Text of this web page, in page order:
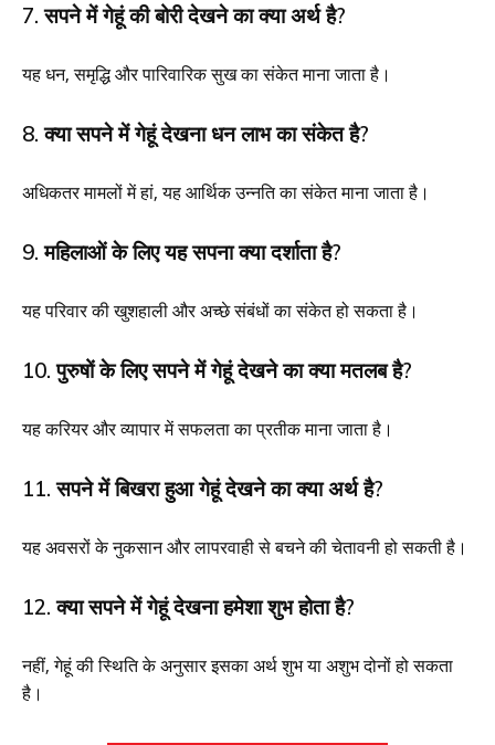
7. सपने में गेहूं की बोरी देखने का क्या अर्थ है?
यह धन, समृद्धि और पारिवारिक सुख का संकेत माना जाता है।
8. क्या सपने में गेहूं देखना धन लाभ का संकेत है?
अधिकतर मामलों में हां, यह आर्थिक उन्नति का संकेत माना जाता है।
9. महिलाओं के लिए यह सपना क्या दर्शाता है?
यह परिवार की खुशहाली और अच्छे संबंधों का संकेत हो सकता है।
10. पुरुषों के लिए सपने में गेहूं देखने का क्या मतलब है?
यह करियर और व्यापार में सफलता का प्रतीक माना जाता है।
11. सपने में बिखरा हुआ गेहूं देखने का क्या अर्थ है?
यह अवसरों के नुकसान और लापरवाही से बचने की चेतावनी हो सकती है।
12. क्या सपने में गेहूं देखना हमेशा शुभ होता है?
नहीं, गेहूं की स्थिति के अनुसार इसका अर्थ शुभ या अशुभ दोनों हो सकता
है।